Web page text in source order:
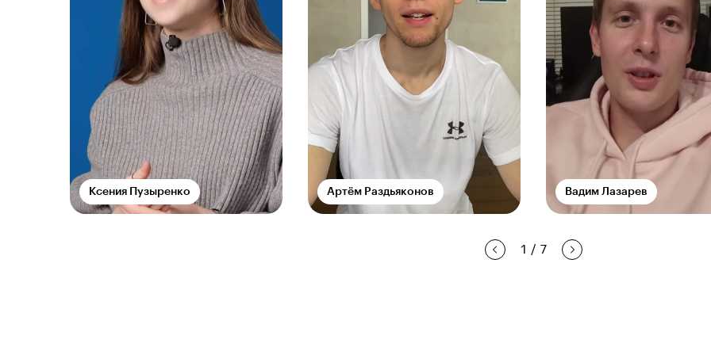
1 / 7
Ксения Пузыренко Артём Раздьяконов Вадим Лазарев